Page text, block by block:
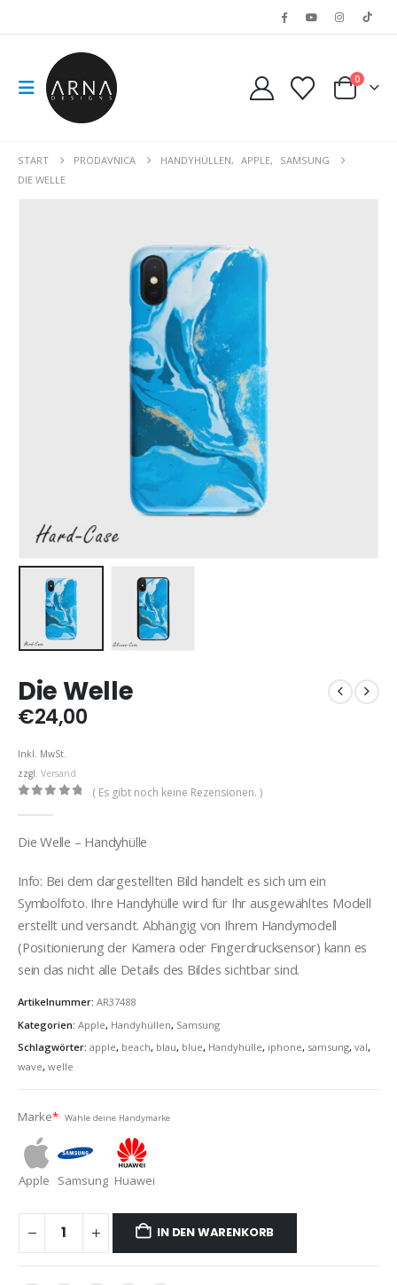
0
START PRODAVNICA HANDYHÜLLEN, APPLE,
SAMSUNG
DIE WELLE
Die Welle
€24,00
Inkl. MwSt.
zzgl. Versand
( Es gibt noch keine Rezensionen. )
Die Welle – Handyhülle
Info: Bei dem dargestellten Bild handelt es sich um ein
Symbolfoto. Ihre Handyhülle wird für Ihr ausgewähltes Modell
erstellt und versandt. Abhängig von Ihrem Handymodell
(Positionierung der Kamera oder Fingerdrucksensor) kann es
sein das nicht alle Details des Bildes sichtbar sind.
Artikelnummer: AR37488
Kategorien: Apple, Handyhüllen, Samsung
Schlagwörter: apple, beach, blau, blue, Handyhülle, iphone, samsung, val,
wave, welle
Marke* Wähle deine Handymarke
Apple Samsung Huawei
IN DEN WARENKORB